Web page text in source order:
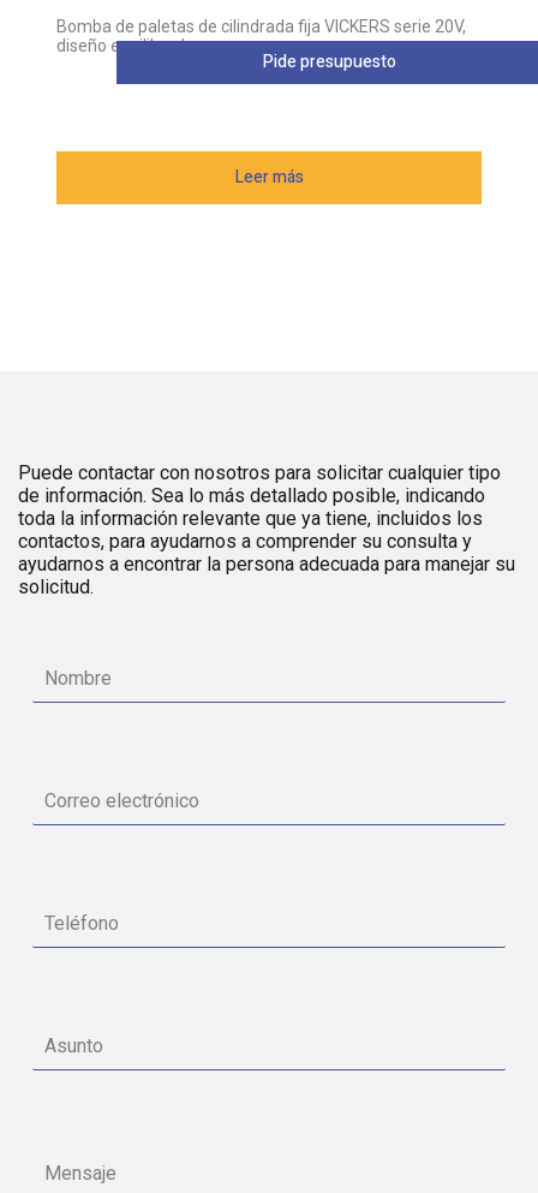
Bomba de paletas de cilindrada fija VICKERS serie 20V,
diseño equilibrado
Leer más
Pide presupuesto
Puede contactar con nosotros para solicitar cualquier tipo
de información. Sea lo más detallado posible, indicando
toda la información relevante que ya tiene, incluidos los
contactos, para ayudarnos a comprender su consulta y
ayudarnos a encontrar la persona adecuada para manejar su
solicitud.